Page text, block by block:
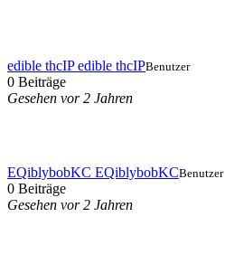
edible thcIP edible thcIPBenutzer
0 Beiträge
Gesehen vor 2 Jahren
EQiblybobKC EQiblybobKCBenutzer
0 Beiträge
Gesehen vor 2 Jahren